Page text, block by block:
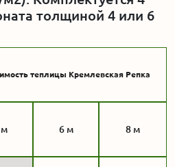
толщиной 4 или 6
теплицы Кремлевская Репка
м 6 м 8 м